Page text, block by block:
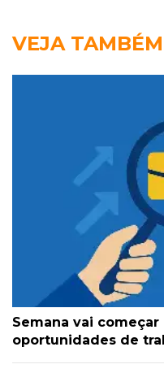
VEJA TAMBÉM
Semana vai
oportunidades de